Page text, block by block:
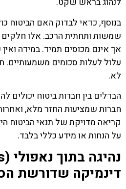
בנוסף, כדאי לבדוק האם הביטוח
שמשות ותחתית הרכב. אלו חלקים
אך אינם מכוסים תמיד. במידה ואין
עלול לעלות סכומים משמעותיים.
לא.
הבדלים בין חברות ביטוח יכולים
חברות שמציעות החזר מלא,
קריאה מדויקת של תנאי הביטוח
על הנחות או מידע כללי בלבד.
דינמיקה שדורשת